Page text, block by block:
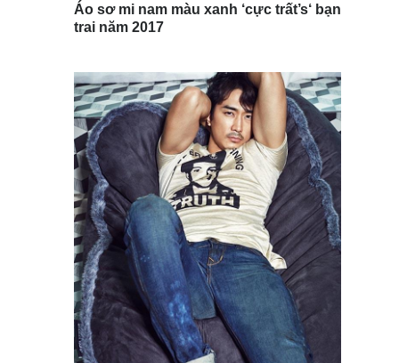
Áo sơ mi nam màu xanh ‘cực trất’s‘ bạn
trai năm 2017